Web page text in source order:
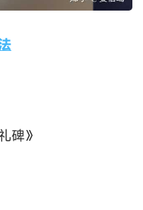
碑》